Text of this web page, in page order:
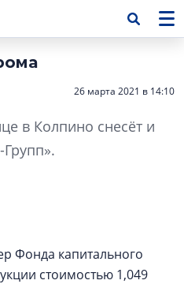
26 марта 2021 в 14:10
в Колпино снесёт и
Фонда капитального
стоимостью 1,049